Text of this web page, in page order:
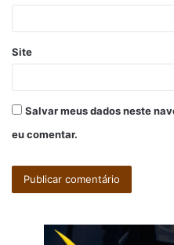
*
Site
Salvar meus dados neste
eu comentar.